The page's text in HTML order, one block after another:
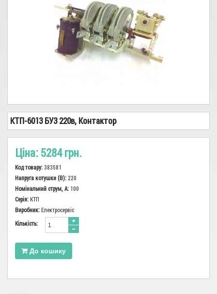
Сіз, показчики, заземлення
Високовольтне обладнання
Запобіжники, Тримачі
Сирени, дзвінки, вогні
Світло
Електромонтажна продукція, інструменти
Лічильники
Аварійне живлення
Електродвигуни, промислова автоматика
КТП-6013 БУ3 220в, Контактор
Ціна: 5284 грн.
Код товару: 383581
Напруга котушки (В): 220
Номінальний струм, А: 100
Серія: КТП
Виробник: Електросервіс
Кiлькiсть:
До кошику